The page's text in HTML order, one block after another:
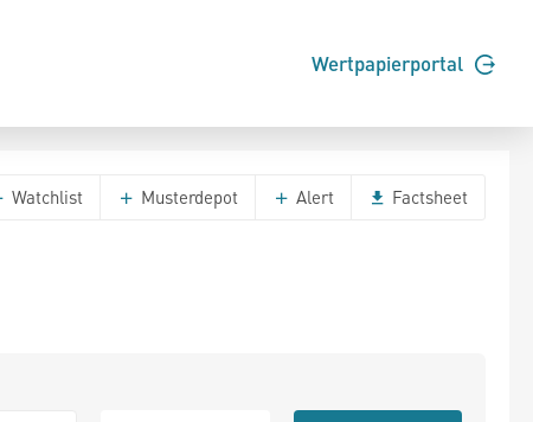
Wertpapierportal
Watchlist Musterdepot Alert Factsheet